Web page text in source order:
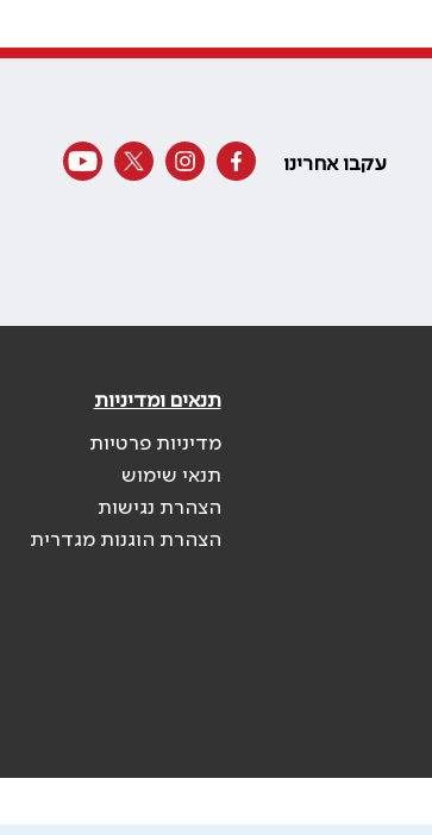
עקבו אחרינו
תנאים ומדיניות
מדיניות פרטיות
תנאי שימוש
הצהרת נגישות
הצהרת הוגנות מגדרית